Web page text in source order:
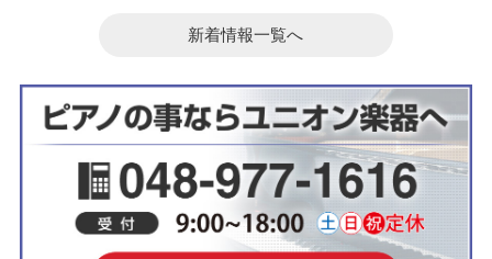
新着情報一覧へ